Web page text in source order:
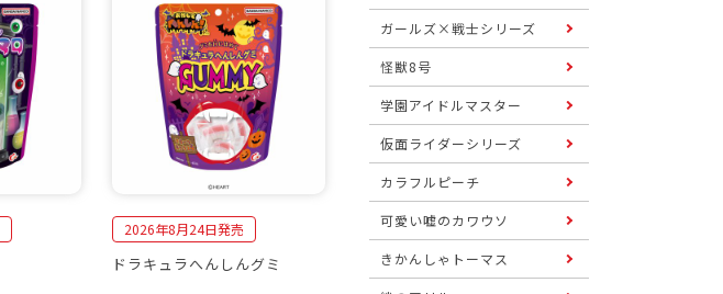
2026年8月24日発売
ドラキュラへんしんグミ
ガールズ×戦士シリーズ
怪獣8号
学園アイドルマスター
仮面ライダーシリーズ
カラフルピーチ
可愛い嘘のカワウソ
きかんしゃトーマス